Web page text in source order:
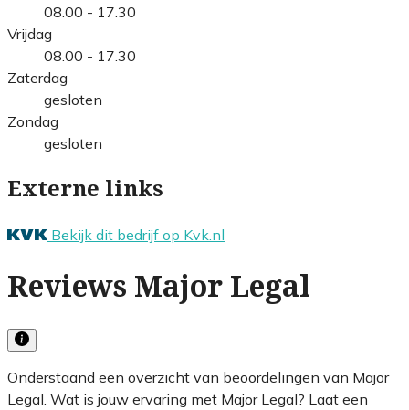
08.00 - 17.30
Vrijdag
08.00 - 17.30
Zaterdag
gesloten
Zondag
gesloten
Externe links
Bekijk dit bedrijf op Kvk.nl
Reviews Major Legal
Onderstaand een overzicht van beoordelingen van Major
Legal. Wat is jouw ervaring met Major Legal? Laat een